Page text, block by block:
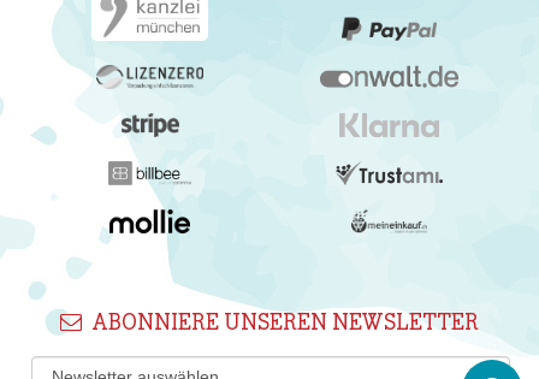
ABONNIERE UNSEREN NEWSLETTER